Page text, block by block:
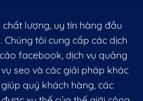
lượng, uy tín hàng đầu
Chúng tôi cung cấp các dịch
facebook, dịch vụ quảng
seo và các giải pháp khác
quý khách hàng, các